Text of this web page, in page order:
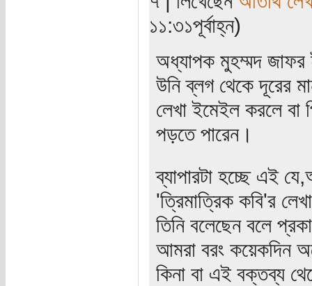
১১:৩১পূর্বাহ্ন)
অধ্যাপক মুহম্মদ জাফর
উনি ব্লগ থেকে দূরের
লেখা ইমেইল করলে বা
পড়তে পারেন।
ব্যাপারটা হচ্ছে এই
'ত্রিমাত্রিক কবি'র
তিনি বলেছেন বলে
আমরা বরং কয়েকদিন
কিনা বা এই বক্তব্য